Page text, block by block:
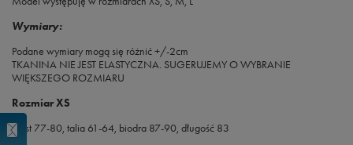
Wymiary:
Podane wymiary mogą się różnić +/-2cm
TKANINA NIE JEST ELASTYCZNA. SUGERUJEMY O WYBRANIE
WIĘKSZEGO ROZMIARU
Rozmiar XS
Biust 77-80, talia 61-64, biodra 87-90, długość 83